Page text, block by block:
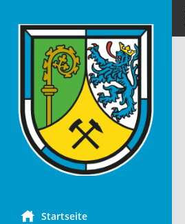
Startseite